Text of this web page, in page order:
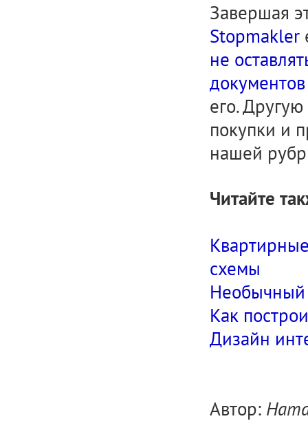
Завершая
Stopmakler
не
его.
покупки и
нашей
Читайте
схемы
Необычный
Как
Дизайн
Автор: